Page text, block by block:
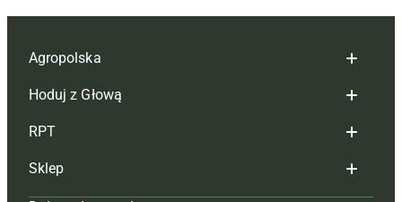
Agropolska
Redakcja
Reklama
Tagi
Hoduj z Głową
Hoduj z głową bydło
Hoduj z głową świnie
RPT
Redakcja
Sklep